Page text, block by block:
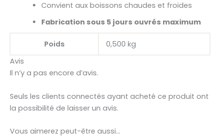
Convient aux boissons chaudes et froides
Fabrication sous 5 jours ouvrés maximum
Poids
0,500 kg
Avis
Il n’y a pas encore d’avis.
Seuls les clients connectés ayant acheté ce produit ont
la possibilité de laisser un avis.
Vous aimerez peut-être aussi…